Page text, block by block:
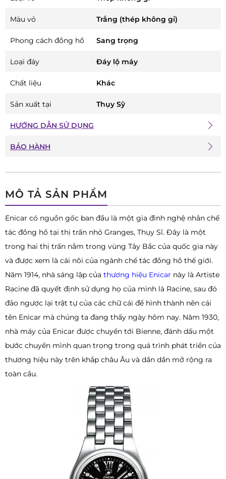
MÔ TẢ SẢN PHẨM
Enicar có nguồn gốc ban đầu là một gia đình nghệ nhân chế
tác đồng hồ tại thị trấn nhỏ Granges, Thụy Sĩ. Đây là một
trong hai thị trấn nằm trong vùng Tây Bắc của quốc gia này
và được xem là cái nôi của ngành chế tác đồng hồ thế giới.
Năm 1914, nhà sáng lập của thương hiệu Enicar này là Artiste
Racine đã quyết định sử dụng họ của mình là Racine, sau đó
đảo ngược lại trật tự của các chữ cái để hình thành nên cái
tên Enicar mà chúng ta đang thấy ngày hôm nay. Năm 1930,
nhà máy của Enicar được chuyển tới Bienne, đánh dấu một
bước chuyển mình quan trọng trong quá trình phát triển của
thương hiệu này trên khắp châu Âu và dần dần mở rộng ra
toàn cầu.
Màu vỏ Trắng (thép không gỉ)
Phong cách đồng hồ Sang trọng
Loại đáy Đáy lộ máy
Chất liệu Khác
Sản xuất tại Thụy Sỹ
HƯỚNG DẪN SỬ DỤNG
BẢO HÀNH